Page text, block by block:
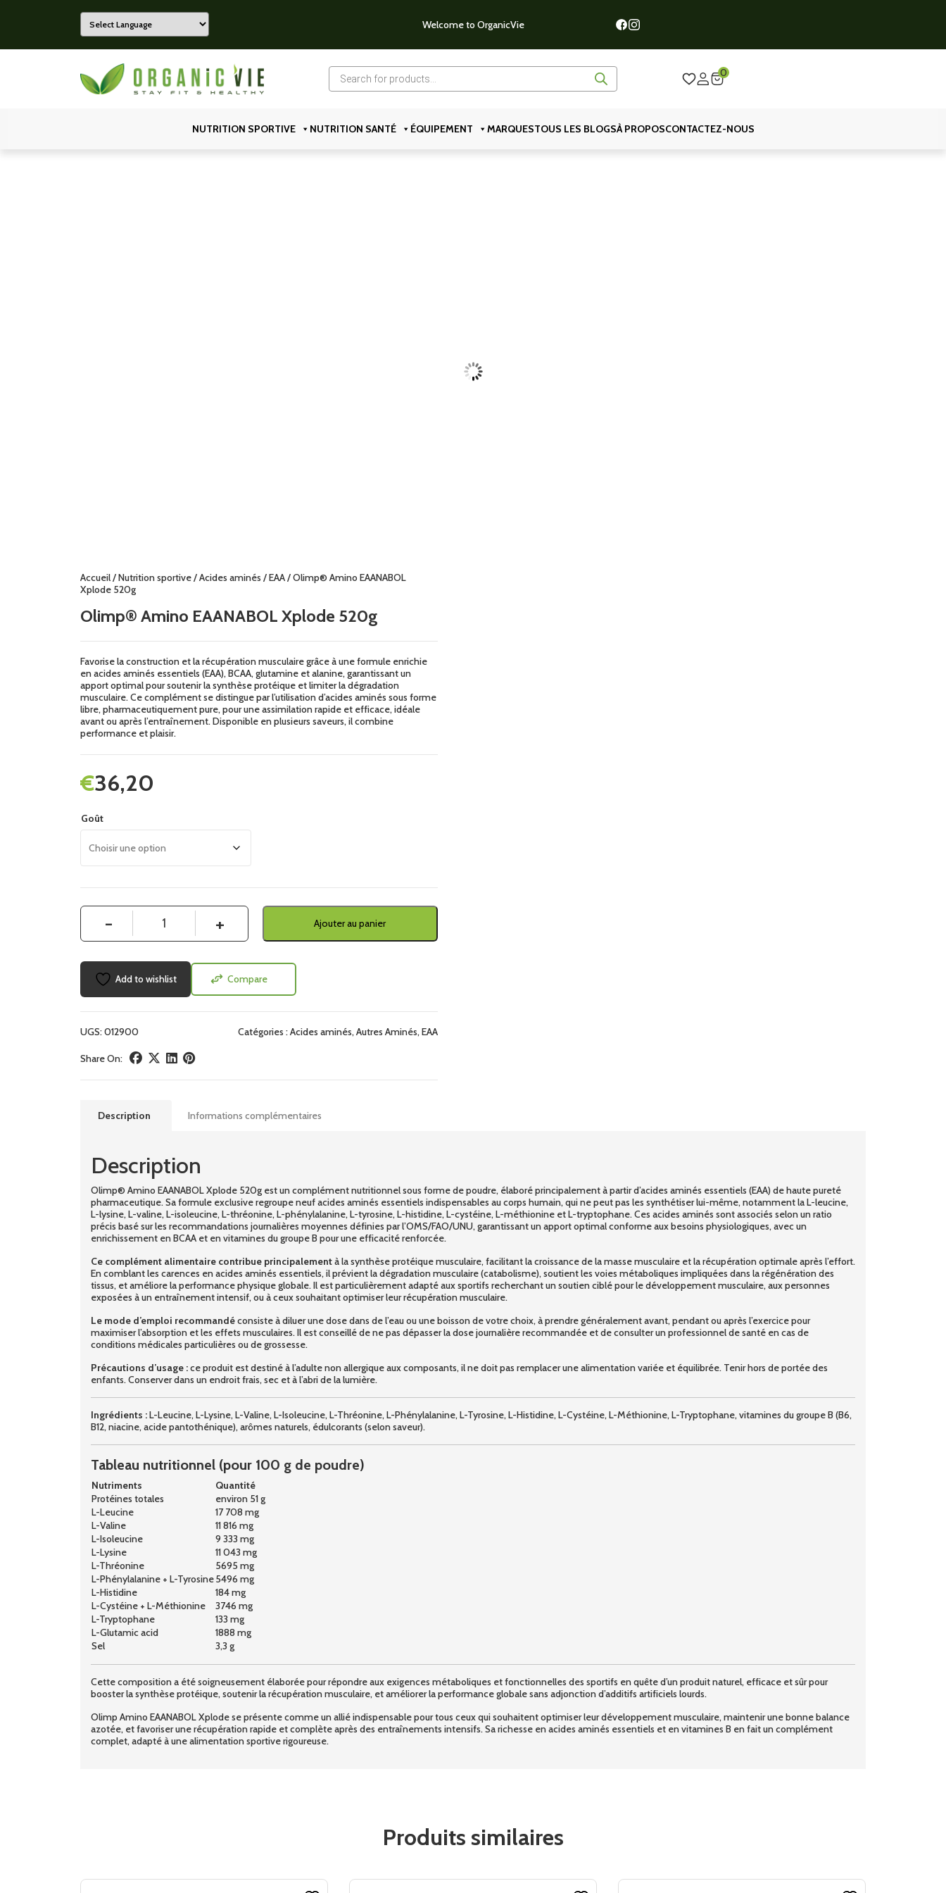
Powered by
Welcome to OrganicVie
Recherche
produits
0
NUTRITION SPORTIVE NUTRITION SANTÉ ÉQUIPEMENT MARQUESTOUS LES BLOGSÀ PROPOSCONTACTEZ-NOUS
Accueil/Nutrition sportive/Acides aminés /EAA/ Olimp® Amino EAANABOL
Xplode 520g
Olimp® Amino EAANABOL Xplode 520g
Favorise la construction et la récupération musculaire grâce à une formule enrichie
en acides aminés essentiels (EAA), BCAA, glutamine et alanine, garantissant un
apport optimal pour soutenir la synthèse protéique et limiter la dégradation
musculaire. Ce complément se distingue par l’utilisation d’acides aminés sous forme
libre, pharmaceutiquement pure, pour une assimilation rapide et efficace, idéale
avant ou après l’entraînement. Disponible en plusieurs saveurs, il combine
performance et plaisir.
36,20
€
Goût
Ajouter au panier
Add to wishlist Compare
UGS:012900 Catégories :Acides aminés,Autres Aminés,EAA
Share On:
Description Informations complémentaires
Description
Olimp® Amino EAANABOL Xplode 520g est un complément nutritionnel sous forme de poudre, élaboré principalement à partir d’acides aminés essentiels (EAA) de haute pureté
pharmaceutique. Sa formule exclusive regroupe neuf acides aminés essentiels indispensables au corps humain, qui ne peut pas les synthétiser lui-même, notamment la L-leucine,
L-lysine, L-valine, L-isoleucine, L-thréonine, L-phénylalanine, L-tyrosine, L-histidine, L-cystéine, L-méthionine et L-tryptophane. Ces acides aminés sont associés selon un ratio
précis basé sur les recommandations journalières moyennes définies par l’OMS/FAO/UNU, garantissant un apport optimal conforme aux besoins physiologiques, avec un
enrichissement en BCAA et en vitamines du groupe B pour une efficacité renforcée.
Ce complément alimentaire contribue principalementà la synthèse protéique musculaire, facilitant la croissance de la masse musculaire et la récupération optimale après l’effort.
En comblant les carences en acides aminés essentiels, il prévient la dégradation musculaire (catabolisme), soutient les voies métaboliques impliquées dans la régénération des
tissus, et améliore la performance physique globale. Il est particulièrement adapté aux sportifs recherchant un soutien ciblé pour le développement musculaire, aux personnes
exposées à un entraînement intensif, ou à ceux souhaitant optimiser leur récupération musculaire.
Le mode d’emploi recommandéconsiste à diluer une dose dans de l’eau ou une boisson de votre choix, à prendre généralement avant, pendant ou après l’exercice pour
maximiser l’absorption et les effets musculaires. Il est conseillé de ne pas dépasser la dose journalière recommandée et de consulter un professionnel de santé en cas de
conditions médicales particulières ou de grossesse.
Précautions d’usage :ce produit est destiné à l’adulte non allergique aux composants, il ne doit pas remplacer une alimentation variée et équilibrée. Tenir hors de portée des
enfants. Conserver dans un endroit frais, sec et à l’abri de la lumière.
Ingrédients :L-Leucine, L-Lysine, L-Valine, L-Isoleucine, L-Thréonine, L-Phénylalanine, L-Tyrosine, L-Histidine, L-Cystéine, L-Méthionine, L-Tryptophane, vitamines du groupe B (B6,
B12, niacine, acide pantothénique), arômes naturels, édulcorants (selon saveur).
Tableau nutritionnel (pour 100 g de poudre)
Nutriments
Quantité
Protéines totales
environ 51 g
L-Leucine
17 708 mg
L-Valine
11 816 mg
L-Isoleucine
9 333 mg
L-Lysine
11 043 mg
L-Thréonine
5695 mg
L-Phénylalanine + L-Tyrosine5496 mg
L-Histidine
184 mg
L-Cystéine + L-Méthionine
3746 mg
L-Tryptophane
133 mg
L-Glutamic acid
1888 mg
Sel
3,3 g
Cette composition a été soigneusement élaborée pour répondre aux exigences métaboliques et fonctionnelles des sportifs en quête d’un produit naturel, efficace et sûr pour
booster la synthèse protéique, soutenir la récupération musculaire, et améliorer la performance globale sans adjonction d’additifs artificiels lourds.
Olimp Amino EAANABOL Xplode se présente comme un allié indispensable pour tous ceux qui souhaitent optimiser leur développement musculaire, maintenir une bonne balance
azotée, et favoriser une récupération rapide et complète après des entraînements intensifs. Sa richesse en acides aminés essentiels et en vitamines B en fait un complément
complet, adapté à une alimentation sportive rigoureuse.
Produits similaires